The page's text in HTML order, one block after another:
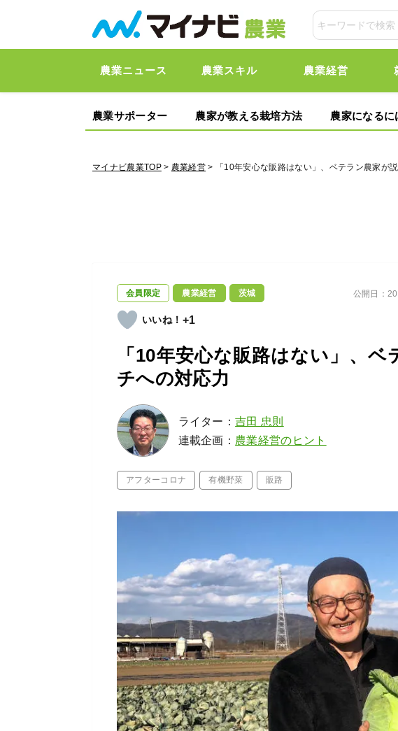
農業ニュース 農業スキル 農業経営
農業サポーター 農家が教える栽培方法 農家になるに
マイナビ農業TOP> 農業経営 > 「10年安心な販路はない」、ベテラン農家が
会員限定 農業経営 茨城
+1
「10年安心な販路はない」、
チへの対応力
ライター：吉田 忠則
連載企画： 農業経営のヒント
アフターコロナ 有機野菜 販路
公開日：